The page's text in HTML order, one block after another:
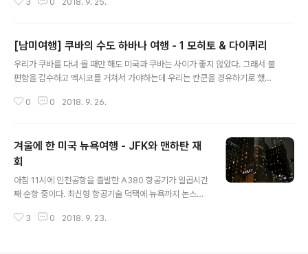
아온 것이 나의 인생이다. M과 다니는 여행은 한 템포 느리
로폴리탄 미술관에 가기 위해 호텔을 나섰다. 지하철을 타
려고 그랜드 센트럴에 들어갔는데 카페에서 맛있는 스프
냄새가 코를 유혹한다. 배탈이 아직 완전히 낫지 않은 M은
와 M은 뉴잉글랜드의 명물 크램차우더 스프를 시켜 먹었
3 0 2018. 9. 25.
[남미여행] 쿠바의 수도 하바나 여행 - 1 모히토 & 다이퀴리
우리가 쿠바를 다녀 올 때만 해도 미국과 쿠바는 사이가 좋지 않았다. 그래서 불
편함을 감수하고 멕시코를 거쳐서 가야하는데 우리는 칸쿤을 경유하기로 했다.
을 구경했기 때문에 이번엔 밤에 도착해서 이튿날 아침 11시에 하바나로 출발하
난장판이 따로 없다. 그 외에 특별할 것이 없는 밤을 공항에서 멀지 않은 호텔에
서 보내고 이튿날 아침 다시 공항.그 때는 여권에 쿠바 입국심사를 받은 흔적이
남으면 미국 입국이 거부되었다. 쿠바 정부는 관광객은 받아야 했던지 편법을
고안해 냈다. 여권에..
0 0 2018. 9. 26.
겨울에 한 미국 뉴욕여행 - JFK와 맨하탄 재
회
아침 11시에 인천공항을 출발한 A380 항공기가 일곱시간
째 순항 중이다. 최신형 항공기술 덕택에 뉴욕까지 논스톱
해 17시간을 타고 다니던 때와 비교하면 참 좋아졌다. 비즈
3 0 2018. 9. 23.